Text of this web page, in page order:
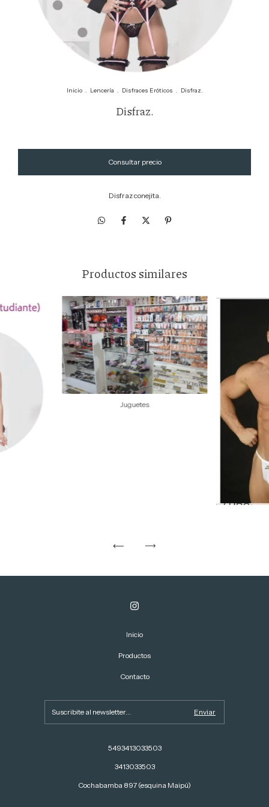
Inicio . Lencería . Disfraces Eróticos . Disfraz.
Disfraz.
Disfraz conejita.
Productos similares
Juguetes
Inicio
Productos
Contacto
5493413033503
3413033503
Cochabamba 897 (esquina Maipú)